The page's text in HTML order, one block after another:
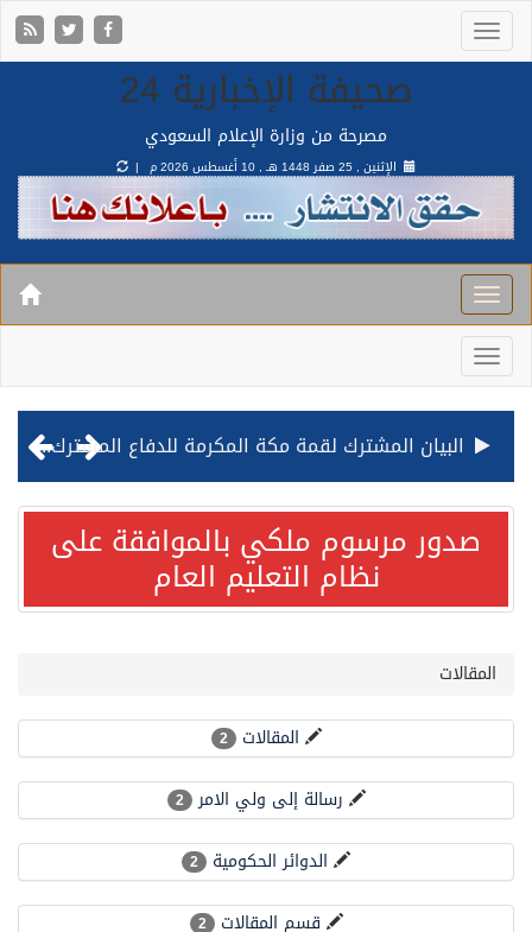
صحيفة الإخبارية 24
مصرحة من وزارة الإعلام السعودي
الإثنين , 25 صفر 1448 هـ , 10 أغسطس 2026 م |
قيادة القوات المشتركة للتحالف: نفذنا عملية رد عسكري متناسبة لأهداف عسكرية مشروعة تابعة للمليشيا الحوثية الإرهابية في محافظة الحديدة
مصدر مسؤول بالهيئة العامة للنقل: استهداف السفينة السعودية NCC MASA خلال إبحارها في البحر الأحمر نتج عنه إصابة طفيفة في بدنها
وزارة الموارد البشرية والتنمية الاجتماعية تمدد مهلة تصحيح أوضاع رخص العمل حتى نهاية العام الحالي
سمو ولي العهد يتلقى اتصالًا هاتفيًا من رئيس الوزراء الباكستاني
صدور مرسوم ملكي بالموافقة على
نظام التعليم العام
المقالات
المقالات 2
رسالة إلى ولي الامر 2
الدوائر الحكومية 2
قسم المقالات 2